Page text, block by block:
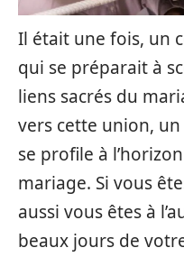
Il était une fois, un
qui se préparait à
liens sacrés du
vers cette union,
se profile à
mariage. Si vous
aussi vous êtes à
beaux jours de